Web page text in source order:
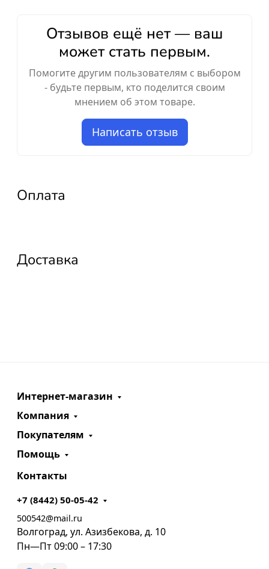
Отзывов ещё нет — ваш
может стать первым.
Помогите другим пользователям с выбором
- будьте первым, кто поделится своим
мнением об этом товаре.
Написать отзыв
Оплата
Доставка
Интернет-магазин
Компания
Покупателям
Помощь
Контакты
+7 (8442) 50-05-42
500542@mail.ru
Волгоград, ул. Азизбекова, д. 10
Пн—Пт 09:00 – 17:30